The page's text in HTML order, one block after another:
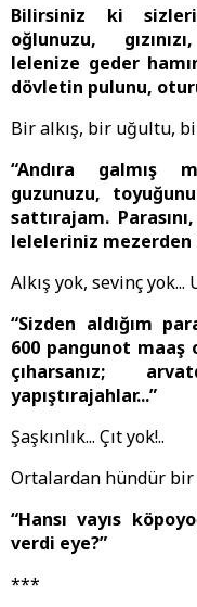
Bilirsiniz ki
oğlunuzu,
lelenize geder
dövletin pulunu,
Bir alkış, bir uğultu,
“Andıra galmış
guzunuzu,
sattırajam.
leleleriniz mezerden
Alkış yok, sevinç yok...
“Sizden aldığım
600 pangunot maaş
çıharsanız;
yapıştırajahlar...”
Şaşkınlık... Çıt yok!..
Ortalardan hündür bir
“Hansı vayıs
verdi eye?”
***